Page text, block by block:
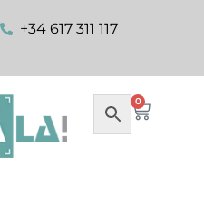
+34 617 311 117
0